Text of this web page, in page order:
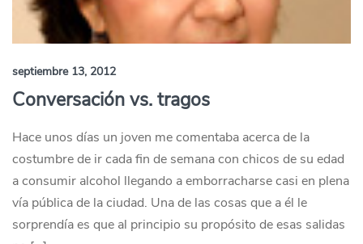
septiembre 13, 2012
Conversación vs. tragos
Hace unos días un joven me comentaba acerca de la
costumbre de ir cada fin de semana con chicos de su edad
a consumir alcohol llegando a emborracharse casi en plena
vía pública de la ciudad. Una de las cosas que a él le
sorprendía es que al principio su propósito de esas salidas